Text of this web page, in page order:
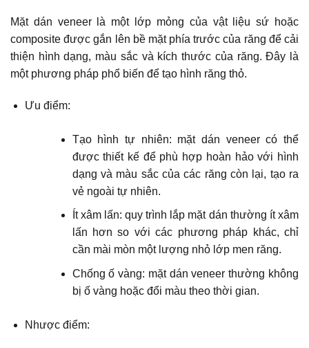
Mặt dán veneerlà một lớp mỏng của vật liệu sứ hoặc
composite được gắn lên bề mặt phía trước của răng để cải
thiện hình dạng, màu sắc và kích thước của răng. Đây là
một phương pháp phổ biến để tạo hình răng thỏ.
Ưu điểm:
Tạo hình tự nhiên: mặt dán veneer có thể
được thiết kế để phù hợp hoàn hảo với hình
dạng và màu sắc của các răng còn lại, tạo ra
vẻ ngoài tự nhiên.
Ít xâm lấn: quy trình lắp mặt dán thường ít xâm
lấn hơn so với các phương pháp khác, chỉ
cần mài mòn một lượng nhỏ lớp men răng.
Chống ố vàng: mặt dán veneer thường không
bị ố vàng hoặc đổi màu theo thời gian.
Nhược điểm: